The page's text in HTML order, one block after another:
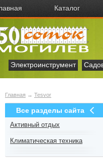
Каталог
Электроинструмент
Главная → Tesvor
Все разделы сайта
Активный отдых
Климатическая техника